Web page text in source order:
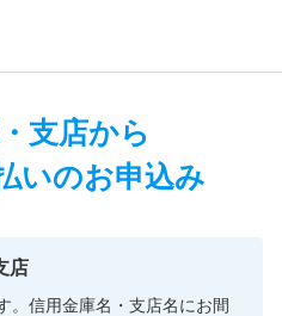
支店から
いのお申込み
店
。信用金庫名・支店名にお間